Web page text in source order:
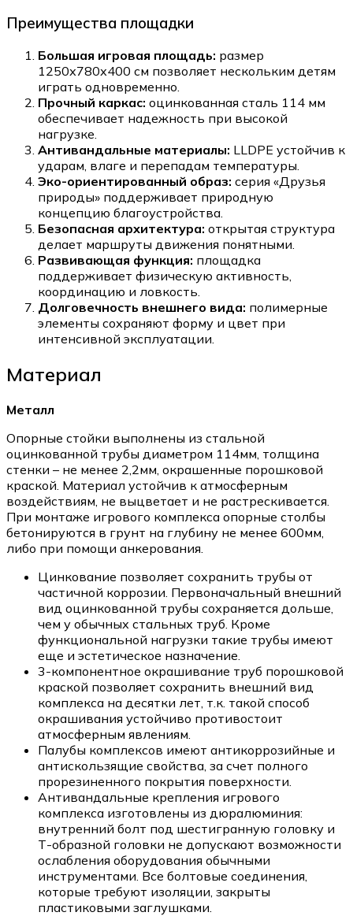
Преимущества площадки
Большая игровая площадь: размер
1250х780х400 см позволяет нескольким детям
играть одновременно.
Прочный каркас: оцинкованная сталь 114 мм
обеспечивает надежность при высокой
нагрузке.
Антивандальные материалы: LLDPE устойчив к
ударам, влаге и перепадам температуры.
Эко-ориентированный образ: серия «Друзья
природы» поддерживает природную
концепцию благоустройства.
Безопасная архитектура: открытая структура
делает маршруты движения понятными.
Развивающая функция: площадка
поддерживает физическую активность,
координацию и ловкость.
Долговечность внешнего вида: полимерные
элементы сохраняют форму и цвет при
интенсивной эксплуатации.
Материал
Металл
Опорные стойки выполнены из стальной
оцинкованной трубы диаметром 114мм, толщина
стенки – не менее 2,2мм, окрашенные порошковой
краской. Материал устойчив к атмосферным
воздействиям, не выцветает и не растрескивается.
При монтаже игрового комплекса опорные столбы
бетонируются в грунт на глубину не менее 600мм,
либо при помощи анкерования.
Цинкование позволяет сохранить трубы от
частичной коррозии. Первоначальный внешний
вид оцинкованной трубы сохраняется дольше,
чем у обычных стальных труб. Кроме
функциональной нагрузки такие трубы имеют
еще и эстетическое назначение.
3-компонентное окрашивание труб порошковой
краской позволяет сохранить внешний вид
комплекса на десятки лет, т.к. такой способ
окрашивания устойчиво противостоит
атмосферным явлениям.
Палубы комплексов имеют антикоррозийные и
антискользящие свойства, за счет полного
прорезиненного покрытия поверхности.
Антивандальные крепления игрового
комплекса изготовлены из дюралюминия:
внутренний болт под шестигранную головку и
Т-образной головки не допускают возможности
ослабления оборудования обычными
инструментами. Все болтовые соединения,
которые требуют изоляции, закрыты
пластиковыми заглушками.